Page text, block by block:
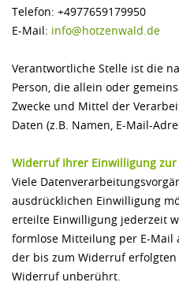
Telefon: +4977659179950
E-Mail: info@hotzenwald.de
Verantwortliche Stelle ist die
Person, die allein oder
Zwecke und Mittel der
Daten (z.B. Namen, E-Mail-
Widerruf Ihrer Einwilligung
Viele
ausdrücklichen Einwilligung
erteilte Einwilligung jederzeit
formlose Mitteilung per E-Mail
der bis zum Widerruf
Widerruf unberührt.